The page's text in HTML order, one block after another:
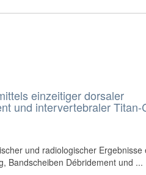
einzeitiger dorsaler
und intervertebraler Titan-
und radiologischer Ergebnisse
Bandscheiben Débridement und ...